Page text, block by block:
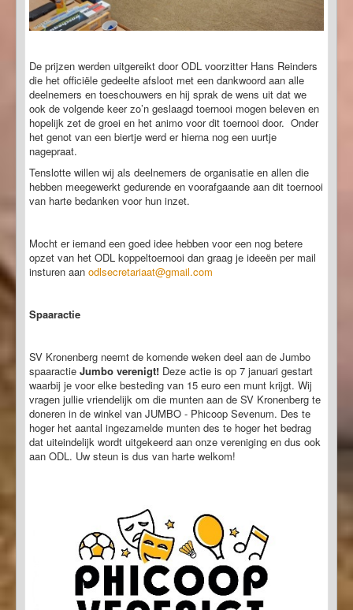
De prijzen werden uitgereikt door ODL voorzitter Hans Reinders
die het officiële gedeelte afsloot met een dankwoord aan alle
deelnemers en toeschouwers en hij sprak de wens uit dat we
ook de volgende keer zo’n geslaagd toernooi mogen beleven en
hopelijk zet de groei en het animo voor dit toernooi door. Onder
het genot van een biertje werd er hierna nog een uurtje
nagepraat.
Tenslotte willen wij als deelnemers de organisatie en allen die
hebben meegewerkt gedurende en voorafgaande aan dit toernooi
van harte bedanken voor hun inzet.
Mocht er iemand een goed idee hebben voor een nog betere
opzet van het ODL koppeltoernooi dan graag je ideeën per mail
insturen aan odlsecretariaat@gmail.com
Spaaractie
SV Kronenberg neemt de komende weken deel aan de Jumbo
spaaractie Jumbo verenigt! Deze actie is op 7 januari gestart
waarbij je voor elke besteding van 15 euro een munt krijgt. Wij
vragen jullie vriendelijk om die munten aan de SV Kronenberg te
doneren in de winkel van JUMBO - Phicoop Sevenum. Des te
hoger het aantal ingezamelde munten des te hoger het bedrag
dat uiteindelijk wordt uitgekeerd aan onze vereniging en dus ook
aan ODL. Uw steun is dus van harte welkom!